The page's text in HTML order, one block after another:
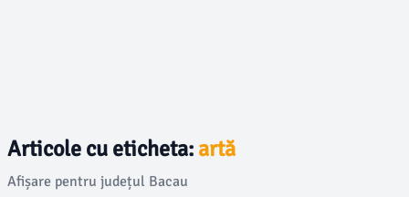
Articole cu eticheta: artă
Afișare pentru județul Bacau